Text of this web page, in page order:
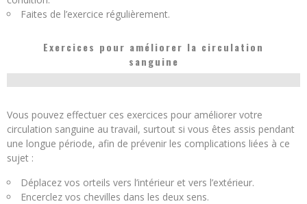
Faites de l’exercice régulièrement.
Exercices pour améliorer la circulation
sanguine
Vous pouvez effectuer ces exercices pour améliorer votre
circulation sanguine au travail, surtout si vous êtes assis pendant
une longue période, afin de prévenir les complications liées à ce
sujet :
Déplacez vos orteils vers l’intérieur et vers l’extérieur.
Encerclez vos chevilles dans les deux sens.